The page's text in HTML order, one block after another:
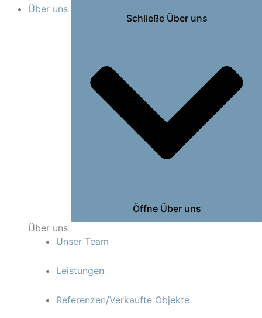
Über uns
Schließe Über uns
Öffne Über uns
Über uns
Unser Team
Leistungen
Referenzen/Verkaufte Objekte